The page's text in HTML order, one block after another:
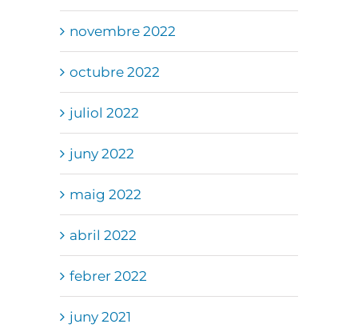
novembre 2022
octubre 2022
juliol 2022
juny 2022
maig 2022
abril 2022
febrer 2022
juny 2021